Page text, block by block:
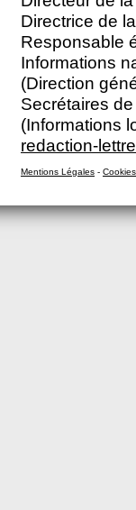
Directrice de
Responsable
Informations
(Direction
Secrétaires
(Informations
redaction-
Mentions Légales - Cookies